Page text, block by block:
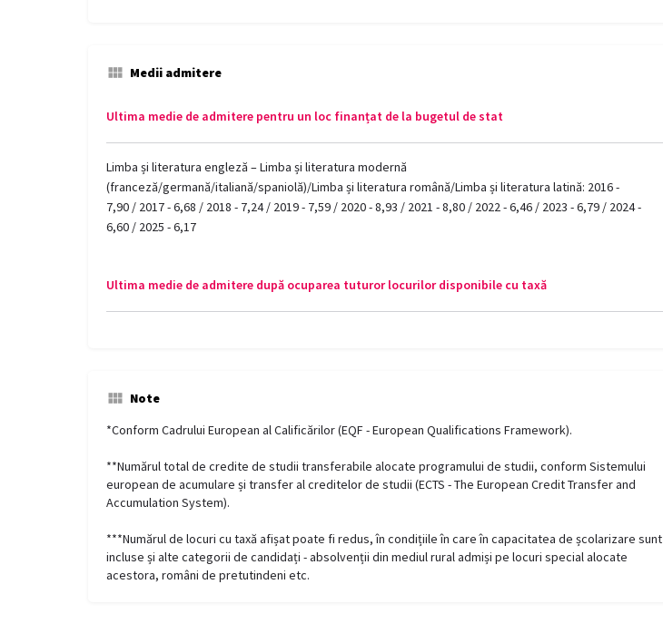
Medii admitere
Ultima medie de admitere pentru un loc finanțat de la bugetul de stat
Limba și literatura engleză – Limba și literatura modernă
(franceză/germană/italiană/spaniolă)/Limba și literatura română/Limba și literatura latină: 2016 -
7,90 / 2017 - 6,68 / 2018 - 7,24 / 2019 - 7,59 / 2020 - 8,93 / 2021 - 8,80 / 2022 - 6,46 / 2023 - 6,79 / 2024 -
6,60 / 2025 - 6,17
Ultima medie de admitere după ocuparea tuturor locurilor disponibile cu taxă
Note
*Conform Cadrului European al Calificărilor (EQF - European Qualifications Framework).
**Numărul total de credite de studii transferabile alocate programului de studii, conform Sistemului
european de acumulare și transfer al creditelor de studii (ECTS - The European Credit Transfer and
Accumulation System).
***Numărul de locuri cu taxă afișat poate fi redus, în condițiile în care în capacitatea de școlarizare sunt
incluse și alte categorii de candidați - absolvenții din mediul rural admiși pe locuri special alocate
acestora, români de pretutindeni etc.